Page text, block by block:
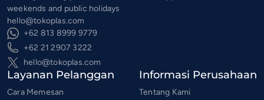
weekends and public holidays
hello@tokoplas.com
+62 813 8999 9779
+62 21 2907 3222
hello@tokoplas.com
Layanan Pelanggan
Cara Memesan
Informasi Perusahaan
Tentang Kami